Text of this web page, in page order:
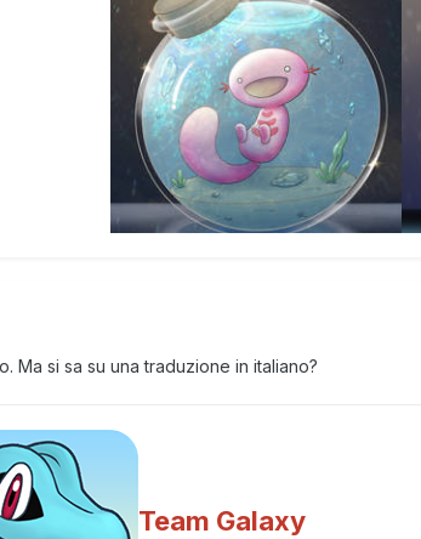
Ma si sa su una traduzione in italiano?
Team Galaxy